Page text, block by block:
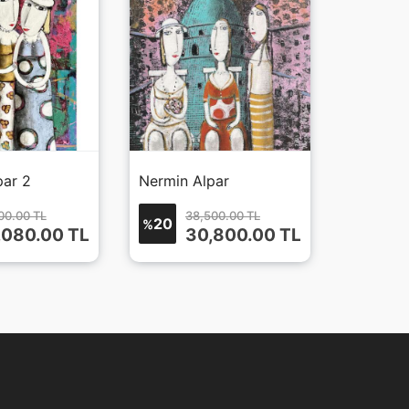
2
TL
TL
Nermin Alpar
%20 38,500.00 TL
30,800.00 TL